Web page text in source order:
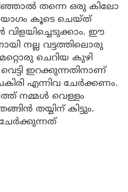
തന്നെ ഒരു കിലോ
കൂടെ ചെയ്ത്
ഈ
നല്ല വട്ടത്തിലൊരു
ചെറിയ കുഴി
ഇറക്കുന്നതിനാണ്
എന്നിവ ചേർക്കണം.
നമ്മൾ വെള്ളം
തയ്യിന് കിട്ടും.